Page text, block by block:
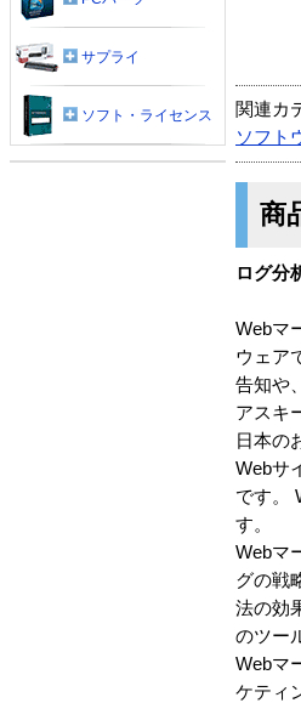
関連カ
ソフト
商
ログ分
Webマ
ウェア
告知や
アスキ
日本の
Webサ
です。
す。
Webマ
グの戦
法の効
のツー
Webマ
ケティ
サプライ
ソフト・ライセンス